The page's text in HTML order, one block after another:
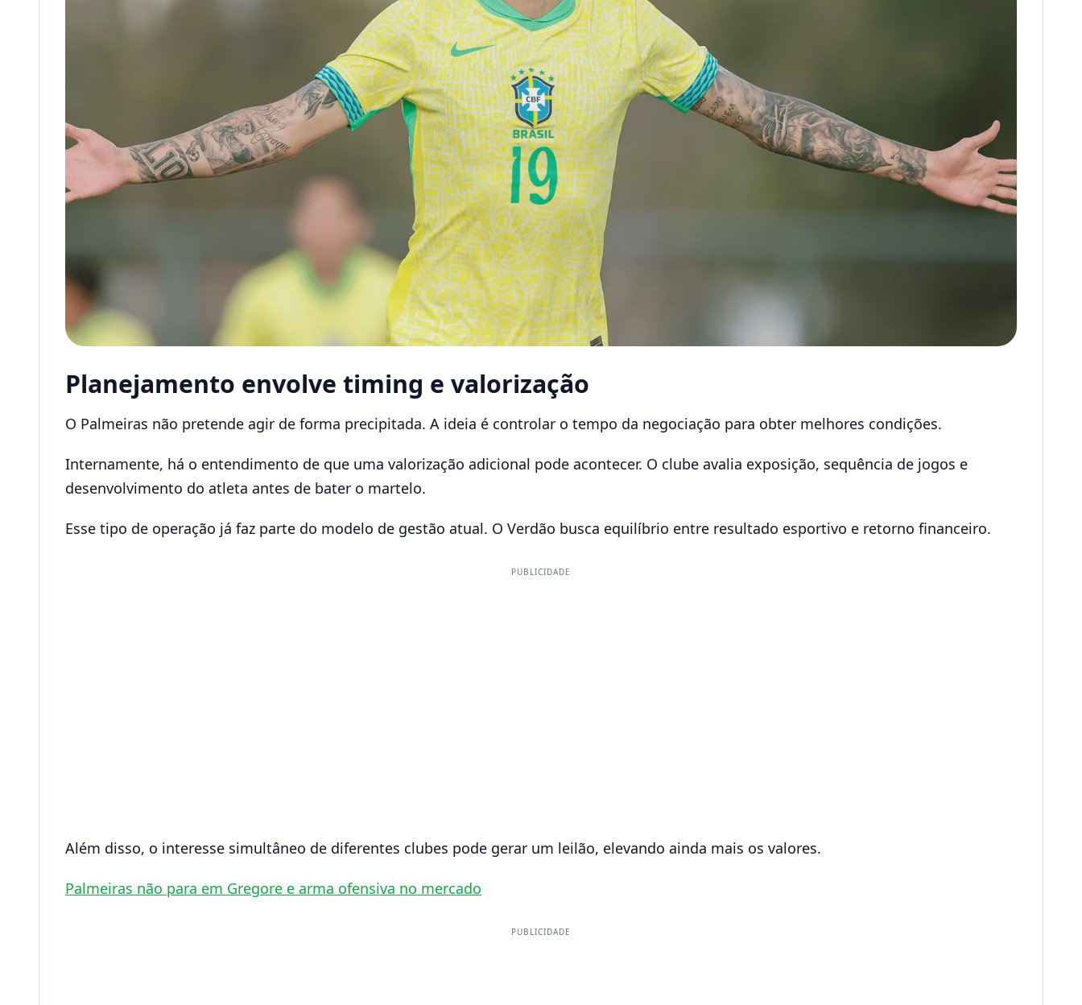
Planejamento envolve timing e valorização
O Palmeiras não pretende agir de forma precipitada. A ideia é controlar o tempo da negociação para obter melhores condições.
Internamente, há o entendimento de que uma valorização adicional pode acontecer. O clube avalia exposição, sequência de jogos e
desenvolvimento do atleta antes de bater o martelo.
Esse tipo de operação já faz parte do modelo de gestão atual. O Verdão busca equilíbrio entre resultado esportivo e retorno financeiro.
PUBLICIDADE
Além disso, o interesse simultâneo de diferentes clubes pode gerar um leilão, elevando ainda mais os valores.
Palmeiras não para em Gregore e arma ofensiva no mercado
PUBLICIDADE